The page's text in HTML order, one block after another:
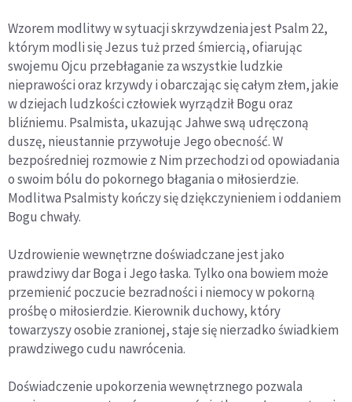
Wzorem modlitwy w sytuacji skrzywdzenia jest Psalm 22,
którym modli się Jezus tuż przed śmiercią, ofiarując
swojemu Ojcu przebłaganie za wszystkie ludzkie
nieprawości oraz krzywdy i obarczając się całym złem, jakie
w dziejach ludzkości człowiek wyrządził Bogu oraz
bliźniemu. Psalmista, ukazując Jahwe swą udręczoną
duszę, nieustannie przywołuje Jego obecność. W
bezpośredniej rozmowie z Nim przechodzi od opowiadania
o swoim bólu do pokornego błagania o miłosierdzie.
Modlitwa Psalmisty kończy się dziękczynieniem i oddaniem
Bogu chwały.
Uzdrowienie wewnętrzne doświadczane jest jako
prawdziwy dar Boga i Jego łaska. Tylko ona bowiem może
przemienić poczucie bezradności i niemocy w pokorną
prośbę o miłosierdzie. Kierownik duchowy, który
towarzyszy osobie zranionej, staje się nierzadko świadkiem
prawdziwego cudu nawrócenia.
Doświadczenie upokorzenia wewnętrznego pozwala